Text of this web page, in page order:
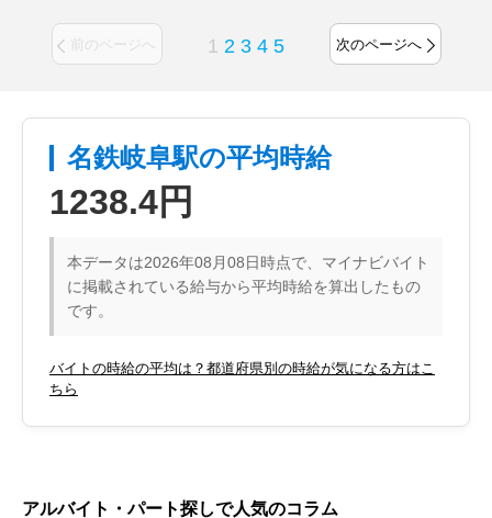
前のページへ 1 2 3 4 5 次のページへ
名鉄岐阜駅の平均時給
1238.4円
本データは2026年08月08日時点で、マイナビバイト
に掲載されている給与から平均時給を算出したもの
です。
バイトの時給の平均は？都道府県別の時給が気になる方はこ
ちら
アルバイト・パート探しで人気のコラム